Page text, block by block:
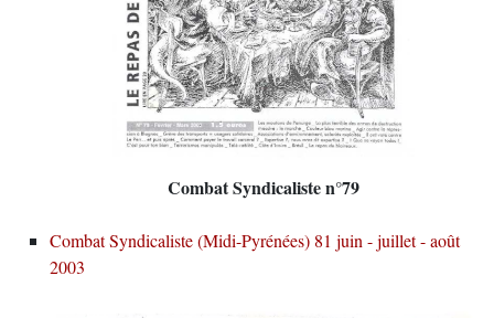
Combat Syndicaliste n°79
Combat Syndicaliste (Midi-Pyrénées) 81 juin - juillet - août
2003